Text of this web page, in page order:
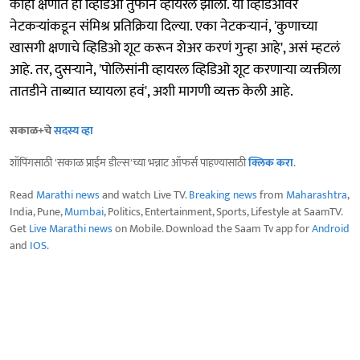
काही क्षणात हा व्हिडिओ तुफान व्हायरल झाला. या व्हिडिओवर
नेटकऱ्यांकडून संमिश्र प्रतिक्रिया दिल्या. एका नेटकऱ्यानं, 'कुणाच्या
खासगी क्षणाचे व्हिडिओ शूट करून शेअर करणं गुन्हा आहे', असं म्हटलं
आहे. तर, दुसऱ्याने, 'पोलिसांनी व्हायरल व्हिडिओ शूट करणाऱ्या व्यक्तीला
तातडीने ताब्यात घ्यायला हवं', अशी मागणी व्यक्त केली आहे.
सकाळ+चेसदस्य व्हा
शॉपिंगसाठी 'सकाळ प्राईम डील्स'च्या भन्नाट ऑफर्स पाहण्यासाठीक्लिक करा.
Read Marathi newsand watch Live TV.Breaking newsfrom Maharashtra,
India, Pune,Mumbai, Politics, Entertainment, Sports, Lifestyle at SaamTV.
GetLive Marathi newson Mobile. Download the Saam Tv app forAndroid
and IOS.